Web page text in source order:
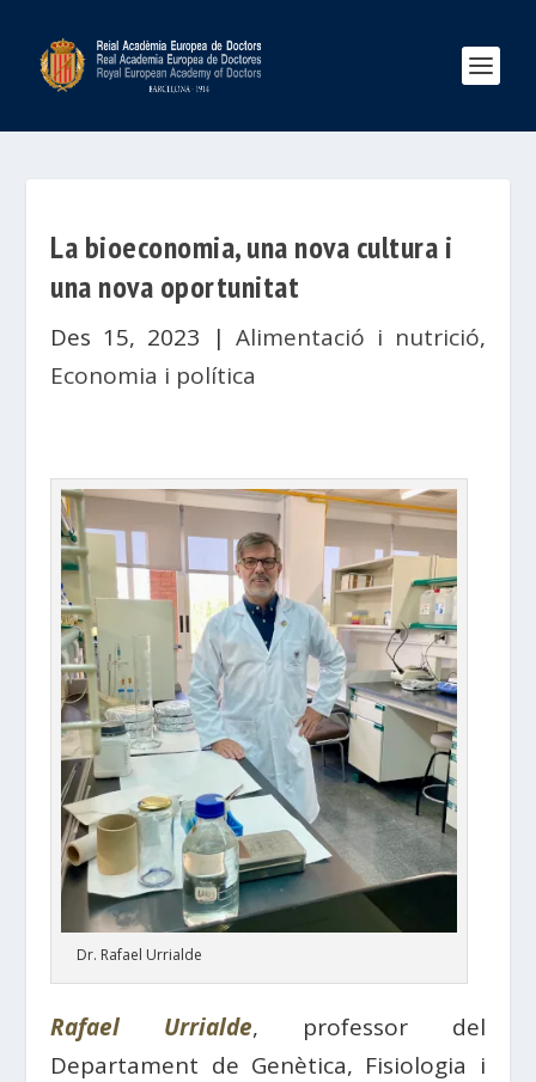
La bioeconomia, una nova cultura i
una nova oportunitat
Des 15, 2023 |Alimentació i nutrició,
Economia i política
Dr. Rafael Urrialde
Rafael Urrialde, professor del
Departament de Genètica, Fisiologia i